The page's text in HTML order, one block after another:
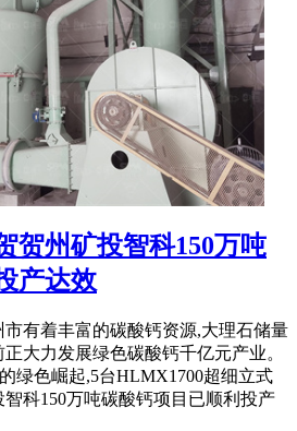
贺州矿投智科150万吨
产达效
有着丰富的碳酸钙资源,大理石储量
大力发展绿色碳酸钙千亿元产业。
绿色崛起,5台HLMX1700超细立式
科150万吨碳酸钙项目已顺利投产